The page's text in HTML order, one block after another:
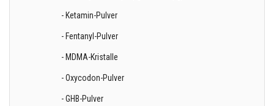
- Ketamin-Pulver
- Fentanyl-Pulver
- MDMA-Kristalle
- Oxycodon-Pulver
- GHB-Pulver